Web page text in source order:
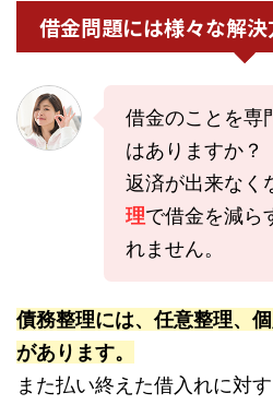
借金問題には様々な解決
借金のことを専
はありますか？
返済が出来なく
理で借金を減ら
れません。
債務整理には、任意整理、
があります。
また払い終えた借入れに対